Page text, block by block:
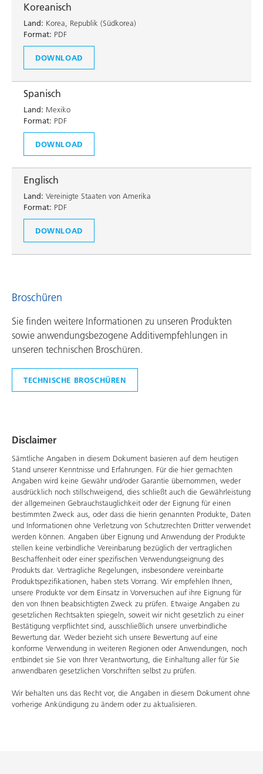
Koreanisch
Land: Korea, Republik (Südkorea)
Format: PDF
DOWNLOAD
Spanisch
Land: Mexiko
Format: PDF
DOWNLOAD
Englisch
Land: Vereinigte Staaten von Amerika
Format: PDF
DOWNLOAD
Broschüren
Sie finden weitere Informationen zu unseren Produkten
sowie anwendungsbezogene Additivempfehlungen in
unseren technischen Broschüren.
TECHNISCHE BROSCHÜREN
Disclaimer
Sämtliche Angaben in diesem Dokument basieren auf dem heutigen
Stand unserer Kenntnisse und Erfahrungen. Für die hier gemachten
Angaben wird keine Gewähr und/oder Garantie übernommen, weder
ausdrücklich noch stillschweigend, dies schließt auch die Gewährleistung
der allgemeinen Gebrauchstauglichkeit oder der Eignung für einen
bestimmten Zweck aus, oder dass die hierin genannten Produkte, Daten
und Informationen ohne Verletzung von Schutzrechten Dritter verwendet
werden können. Angaben über Eignung und Anwendung der Produkte
stellen keine verbindliche Vereinbarung bezüglich der vertraglichen
Beschaffenheit oder einer spezifischen Verwendungseignung des
Produkts dar. Vertragliche Regelungen, insbesondere vereinbarte
Produktspezifikationen, haben stets Vorrang. Wir empfehlen Ihnen,
unsere Produkte vor dem Einsatz in Vorversuchen auf ihre Eignung für
den von Ihnen beabsichtigten Zweck zu prüfen. Etwaige Angaben zu
gesetzlichen Rechtsakten spiegeln, soweit wir nicht gesetzlich zu einer
Bestätigung verpflichtet sind, ausschließlich unsere unverbindliche
Bewertung dar. Weder bezieht sich unsere Bewertung auf eine
konforme Verwendung in weiteren Regionen oder Anwendungen, noch
entbindet sie Sie von Ihrer Verantwortung, die Einhaltung aller für Sie
anwendbaren gesetzlichen Vorschriften selbst zu prüfen.
Wir behalten uns das Recht vor, die Angaben in diesem Dokument ohne
vorherige Ankündigung zu ändern oder zu aktualisieren.